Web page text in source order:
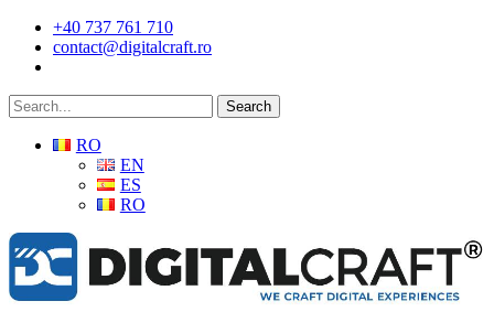
Skip
main
+40 737 761 710
contact@digitalcraft.ro
Search
RO
EN
ES
RO